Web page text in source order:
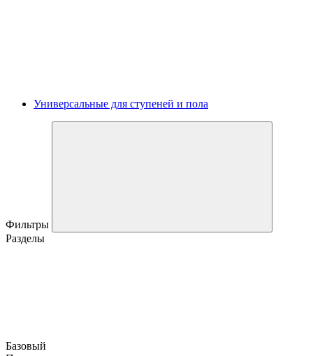
Универсальные для ступеней и пола
Фильтры
Разделы
Базовый